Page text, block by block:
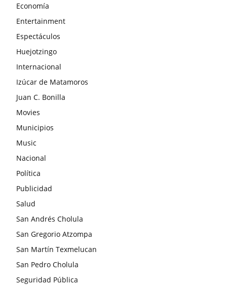
Economía
Entertainment
Espectáculos
Huejotzingo
Internacional
Izúcar de Matamoros
Juan C. Bonilla
Movies
Municipios
Music
Nacional
Política
Publicidad
Salud
San Andrés Cholula
San Gregorio Atzompa
San Martín Texmelucan
San Pedro Cholula
Seguridad Pública